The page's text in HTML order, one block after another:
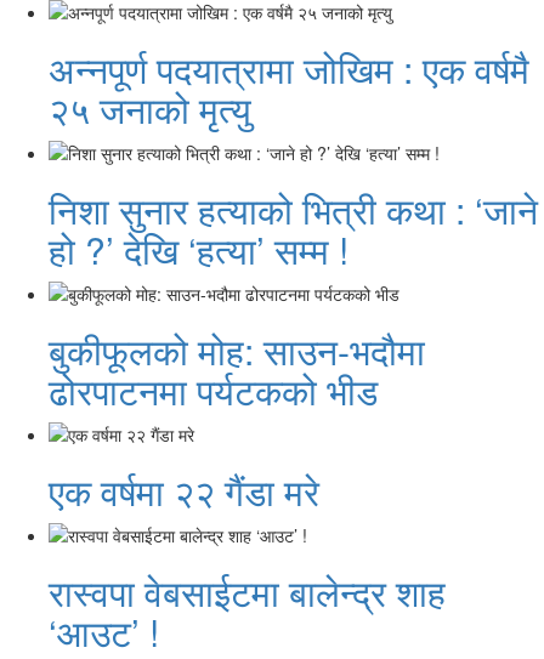
अन्नपूर्ण पदयात्रामा जोखिम : एक वर्षमै
२५ जनाको मृत्यु
निशा सुनार हत्याको भित्री कथा : ‘जाने
हो ?’ देखि ‘हत्या’ सम्म !
बुकीफूलको मोह: साउन-भदौमा
ढोरपाटनमा पर्यटकको भीड
एक वर्षमा २२ गैंडा मरे
रास्वपा वेबसाईटमा बालेन्द्र शाह
‘आउट’ !